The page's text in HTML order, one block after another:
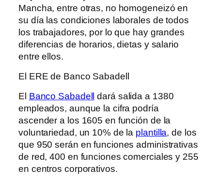
Mancha, entre otras, no homogeneizó en
su día las condiciones laborales de todos
los trabajadores, por lo que hay grandes
diferencias de horarios, dietas y salario
entre ellos.
El ERE de Banco Sabadell
El Banco Sabadell
dará salida a 1380
empleados, aunque la cifra podría
ascender a los 1605 en función de la
voluntariedad, un 10% de la plantilla, de los
que 950 serán en funciones administrativas
de red, 400 en funciones comerciales y 255
en centros corporativos.